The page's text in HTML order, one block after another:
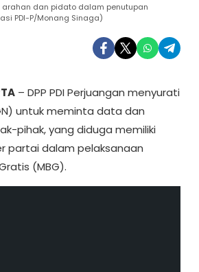
arahan dan pidato dalam penutupan
PDI-P/Monang Sinaga)
– DPP PDI Perjuangan menyurati
untuk meminta data dan
pihak, yang diduga memiliki
partai dalam pelaksanaan
(MBG).